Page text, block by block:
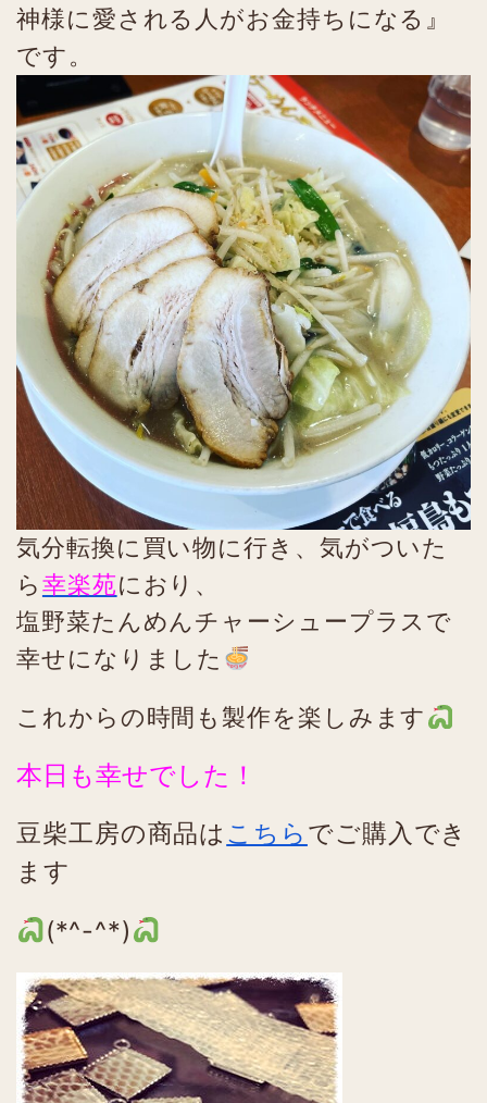
神様に愛される人がお金持ちになる』
です。
気分転換に買い物に行き、気がついた
ら幸楽苑におり、
塩野菜たんめんチャーシュープラスで
幸せになりました
これからの時間も製作を楽しみます
本日も幸せでした！
豆柴工房の商品は こちら でご購入でき
ます
(*^-^*)